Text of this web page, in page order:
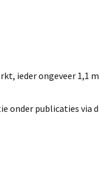
ieder ongeveer 1,1
onder publicaties via